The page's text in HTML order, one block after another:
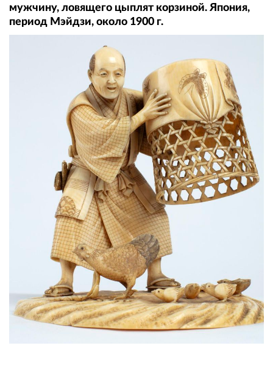
мужчину, ловящего цыплят корзиной. Япония,
период Мэйдзи, около 1900 г.